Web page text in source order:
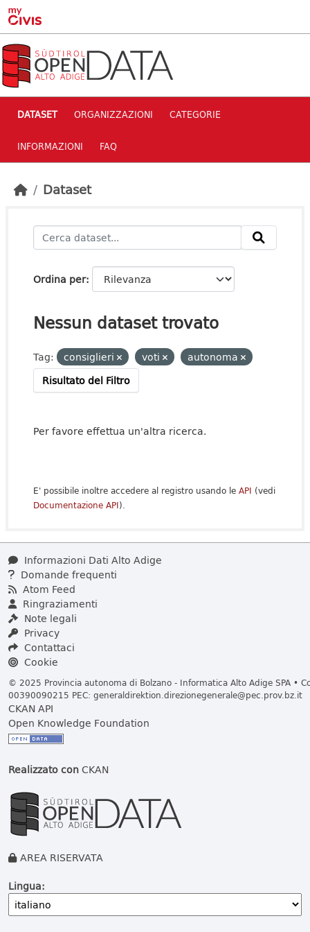
Skip to main content
DATASET ORGANIZZAZIONI CATEGORIE
INFORMAZIONI FAQ
Dataset
Ordina per
Nessun dataset trovato
Tag: consiglieri voti
autonoma
Risultato del Filtro
Per favore effettua un'altra ricerca.
E' possibile inoltre accedere al registro usando le API (vedi
Documentazione API).
Informazioni Dati Alto Adige
Domande frequenti
Atom Feed
Ringraziamenti
Note legali
Privacy
Contattaci
Cookie
© 2025 Provincia autonoma di Bolzano - Informatica Alto Adige SPA •
00390090215 PEC: generaldirektion.direzionegenerale@pec.prov.bz.it
CKAN API
Open Knowledge Foundation
Realizzato conCKAN
AREA RISERVATA
Lingua